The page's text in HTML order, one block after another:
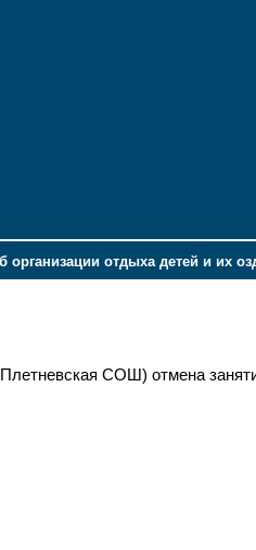
организации отдыха детей и их
СОШ) отмена